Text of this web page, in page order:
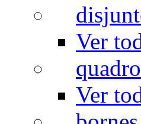
Ver
Ver